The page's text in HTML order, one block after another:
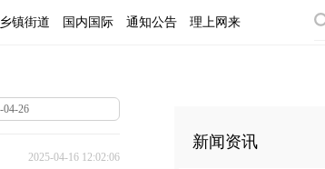
乡镇街道 国内国际 通知公告 理上网来
2025-04-16 12:02:06
新闻资讯